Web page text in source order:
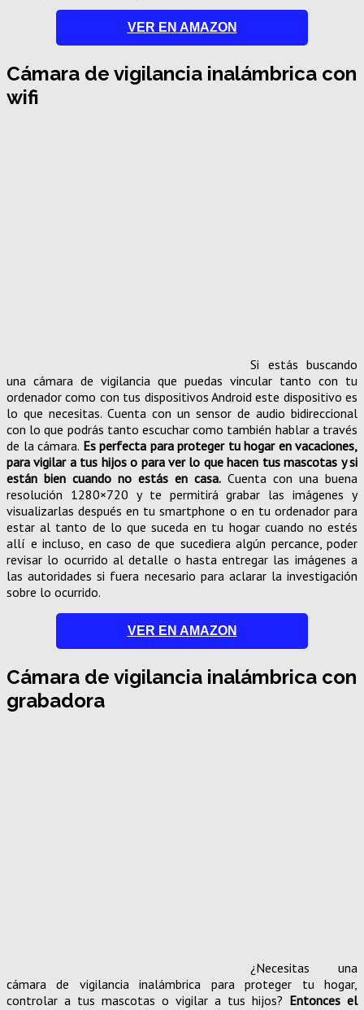
VER EN AMAZON
Cámara de vigilancia inalámbrica con
wifi
Si estás buscando
una cámara de vigilancia que puedas vincular tanto con tu
ordenador como con tus dispositivos Android este dispositivo es
lo que necesitas. Cuenta con un sensor de audio bidireccional
con lo que podrás tanto escuchar como también hablar a través
de la cámara. Es perfecta para proteger tu hogar en vacaciones,
para vigilar a tus hijos o para ver lo que hacen tus mascotas y si
están bien cuando no estás en casa. Cuenta con una buena
resolución 1280×720 y te permitirá grabar las imágenes y
visualizarlas después en tu smartphone o en tu ordenador para
estar al tanto de lo que suceda en tu hogar cuando no estés
allí e incluso, en caso de que sucediera algún percance, poder
revisar lo ocurrido al detalle o hasta entregar las imágenes a
las autoridades si fuera necesario para aclarar la investigación
sobre lo ocurrido.
VER EN AMAZON
Cámara de vigilancia inalámbrica con
grabadora
¿Necesitas una
cámara de vigilancia inalámbrica para proteger tu hogar,
controlar a tus mascotas o vigilar a tus hijos? Entonces el